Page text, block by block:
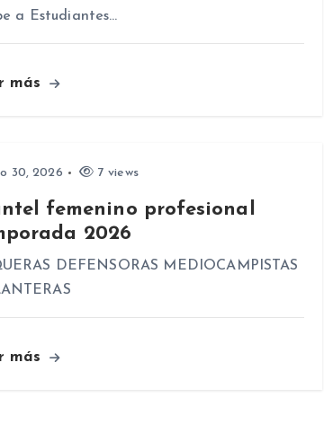
a Estudiantes…
más
30, 2026 7 views
femenino profesional
2026
DEFENSORAS MEDIOCAMPISTAS
más